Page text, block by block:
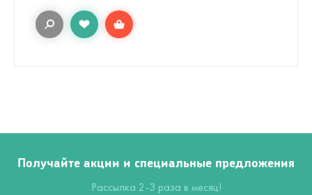
Получайте акции и специальные предложения
Рассылка 2-3 раза в месяц!